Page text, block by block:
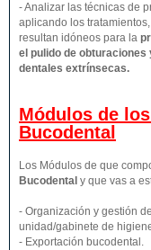
- Analizar las técnicas de
aplicando los
resultan idóneos para la
el pulido de
dentales extrínsecas.
Módulos de
Bucodental
Los Módulos de que
Bucodental y que vas a
- Organización y gestión
unidad/gabinete de
- Exportación bucodental.